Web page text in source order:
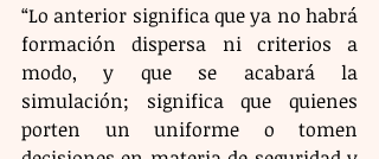
“Lo anterior significa que ya no habrá
formación dispersa ni criterios a
modo, y que se acabará la
simulación; significa que quienes
porten un uniforme o tomen